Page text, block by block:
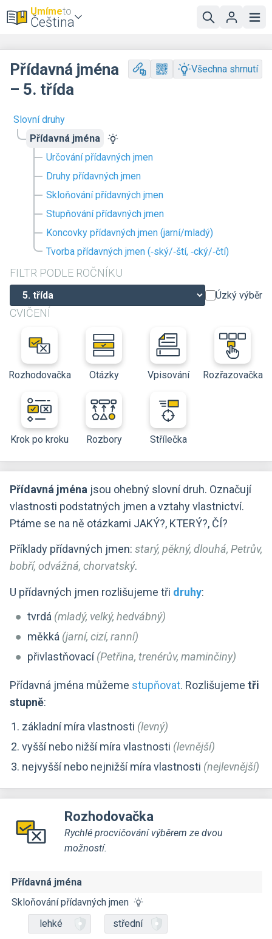
Umímeto
Čeština
Slovní druhy
Přídavná jména
Určování přídavných jmen
Druhy přídavných jmen
Skloňování přídavných jmen
Stupňování přídavných jmen
Koncovky přídavných jmen (jarní/mladý)
Tvorba přídavných jmen (‑ský/‑ští, ‑cký/‑čtí)
FILTR PODLE ROČNÍKU
Úzký výběr
CVIČENÍ
Rozhodovačka Otázky Vpisování Rozřazovačka
Krok po kroku Rozbory Střílečka
Přídavná jména
– 5. třída
Všechna shrnutí
Přídavná jména jsou ohebný slovní druh. Označují
vlastnosti podstatných jmen a vztahy vlastnictví.
Ptáme se na ně otázkami JAKÝ?, KTERÝ?, ČÍ?
Příklady přídavných jmen: starý, pěkný, dlouhá, Petrův,
bobří, odvážná, chorvatský.
U přídavných jmen rozlišujeme tři druhy:
tvrdá (mladý, velký, hedvábný)
měkká (jarní, cizí, ranní)
přivlastňovací(Petřina, trenérův, maminčiny)
Přídavná jména můžeme stupňovat. Rozlišujeme tři
stupně:
základní míra vlastnosti (levný)
vyšší nebo nižší míra vlastnosti (levnější)
nejvyšší nebo nejnižší míra vlastnosti (nejlevnější)
Rozhodovačka
Rychlé procvičování výběrem ze dvou
možností.
Přídavná jména
Skloňování přídavných jmen
lehké
střední